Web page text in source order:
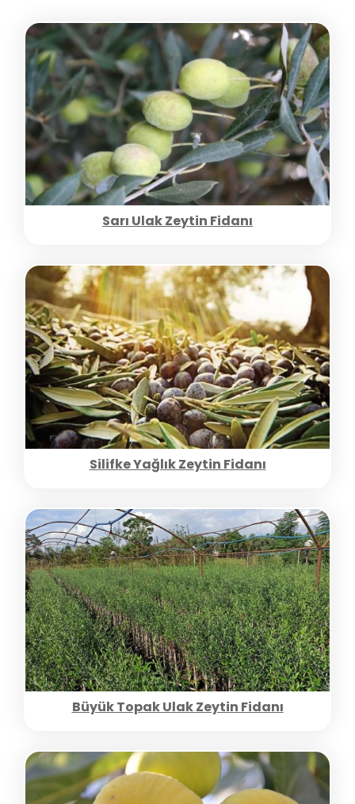
Sarı Ulak Zeytin Fidanı
Silifke Yağlık Zeytin Fidanı
Büyük Topak Ulak Zeytin Fidanı